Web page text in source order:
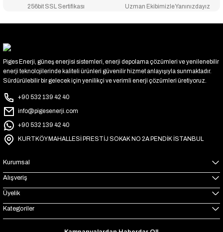
256bit SSL Sertifikası Uzman Ekibimizle Yanınızdayız
Piges Enerji, güneş enerjisi sistemleri, enerji depolama çözümleri ve yenilenebilir
enerji teknolojilerinde kaliteli ürünleri güvenilir hizmet anlayışıyla sunmaktadır.
Sürdürülebilir bir gelecek için yenilikçi ve verimli enerji çözümleri üretiyoruz.
+90 532 139 42 40
info@pigesenerji.com
+90 532 139 42 40
KURTKÖY MAHALLESİ PRESTİJ SOKAK NO 2A PENDİK İSTANBUL
Kurumsal
Alışveriş
Üyelik
Kategoriler